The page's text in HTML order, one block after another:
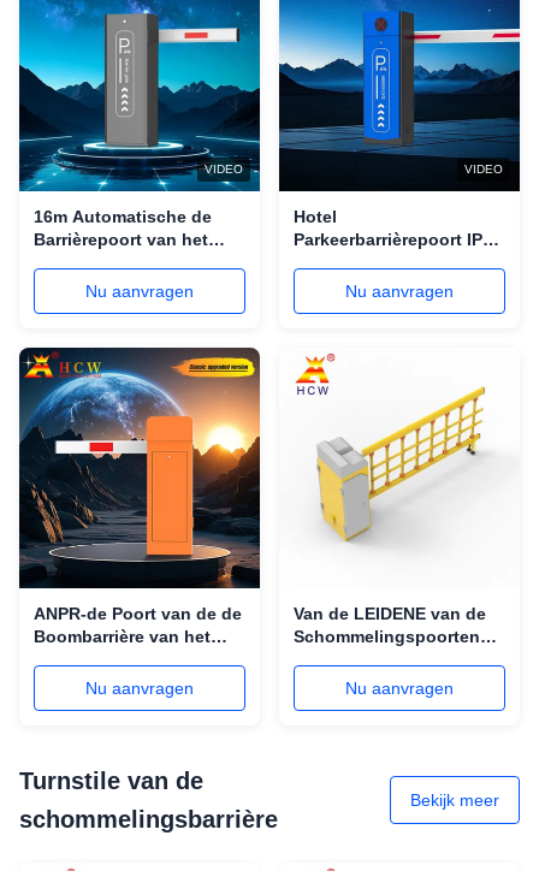
VIDEO
16m Automatische de
Barrièrepoort van het
Controle van het
Voertuigverkeer
Nu aanvragen
VIDEO
Hotel
Parkeerbarrièrepoort IP54
1,5~6s Verstelbaar
Boompoort Systeem
Nu aanvragen
ANPR-de Poort van de de
Boombarrière van het
het LEIDENE Lichte het
verkeerscontrole
Nu aanvragen
Van de LEIDENE van de
Schommelingspoorten
Op zwaar werk berekende
Draadloze
Nu aanvragen
Turnstile van de
schommelingsbarrière
Bekijk meer